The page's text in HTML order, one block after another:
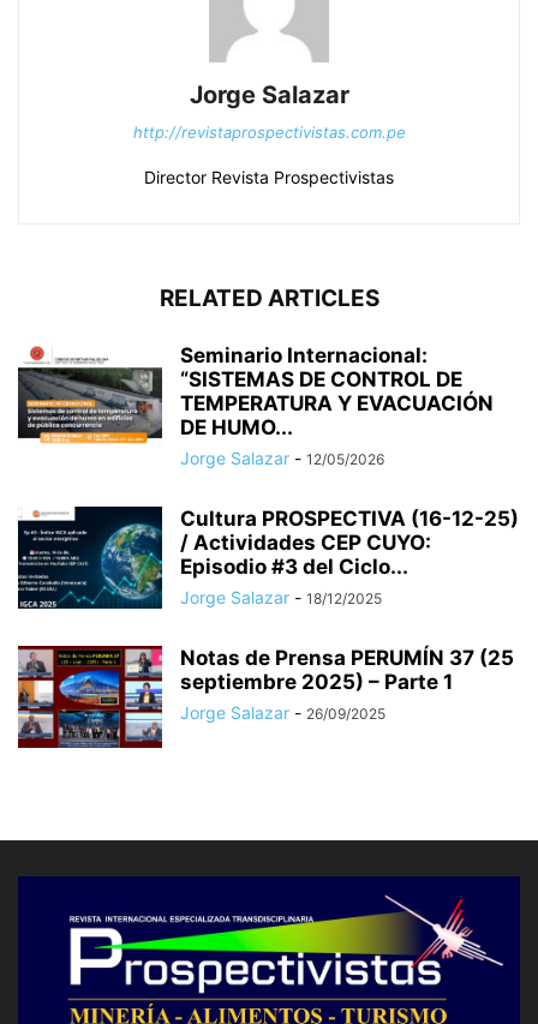
Jorge Salazar
http://revistaprospectivistas.com.pe
Director Revista Prospectivistas
RELATED ARTICLES
Seminario Internacional:
“SISTEMAS DE CONTROL DE
TEMPERATURA Y EVACUACIÓN
DE HUMO...
Jorge Salazar - 12/05/2026
Cultura PROSPECTIVA (16-12-25)
/ Actividades CEP CUYO:
Episodio #3 del Ciclo...
Jorge Salazar - 18/12/2025
Notas de Prensa PERUMÍN 37 (25
septiembre 2025) – Parte 1
Jorge Salazar - 26/09/2025